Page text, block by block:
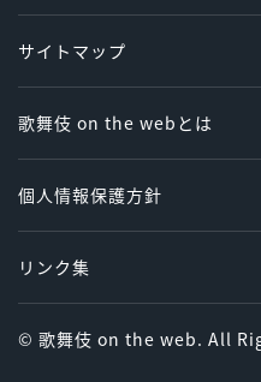
サイトマップ
歌舞伎 on the webとは
個人情報保護方針
リンク集
© 歌舞伎 on the web. All